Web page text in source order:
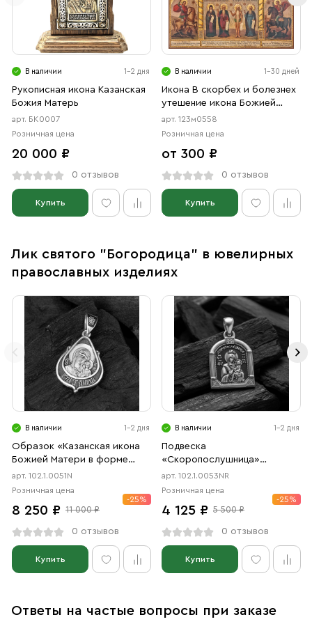
В наличии 1-2 дня
Рукописная икона Казанская
Божия Матерь
арт. БК0007
Розничная цена
20 000 ₽
0 отзывов
Купить
В наличии 1-30 дней
Икона В скорбех и болезнех
утешение икона Божией
Матери (АРТ.м0558)
арт. 123м0558
Розничная цена
от 300 ₽
0 отзывов
Купить
Лик святого "Богородица" в ювелирных
православных изделиях
В наличии 1-2 дня
Образок «Казанская икона
Божией Матери в форме
цаты» чернение
арт. 102.1.0051N
Розничная цена
8 250 ₽ 11 000 ₽
-25%
0 отзывов
Купить
В наличии 1-2 дня
Подвеска
«Скоропослушница»
чернение, родий
арт. 102.1.0053NR
Розничная цена
4 125 ₽ 5 500 ₽
-25%
0 отзывов
Купить
Ответы на частые вопросы при заказе